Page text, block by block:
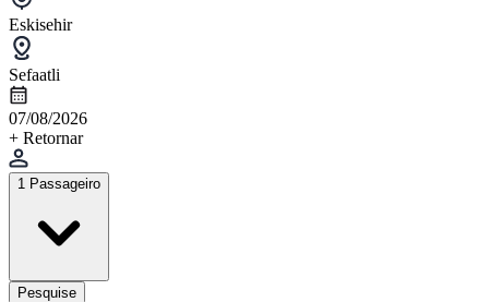
Eskisehir
Sefaatli
07/08/2026
+ Retornar
1 Passageiro
Pesquise